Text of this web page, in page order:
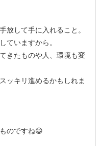
放して手に入れること。
ていますから。
きたものや人、環境も変
ッキリ進めるかもしれま
のですね😀